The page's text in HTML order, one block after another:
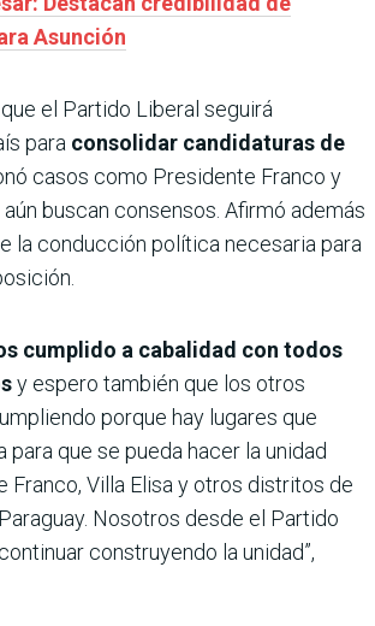
Asunción
el Partido Liberal seguirá
para consolidar candidaturas de
casos como Presidente Franco y
aún buscan consensos. Afirmó además
la conducción política necesaria para
cumplido a cabalidad con todos
y espero también que los otros
porque hay lugares que
para que se pueda hacer la unidad
Franco, Villa Elisa y otros distritos de
Nosotros desde el Partido
construyendo la unidad”,